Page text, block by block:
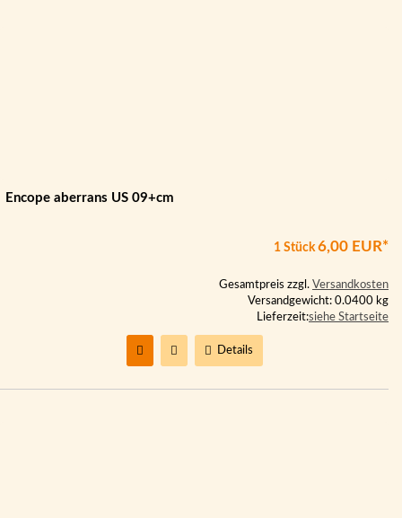
Encope aberrans US 09+cm
1 Stück 6,00 EUR*
Gesamtpreis zzgl. Versandkosten
Versandgewicht: 0.0400 kg
Lieferzeit:siehe Startseite
Details